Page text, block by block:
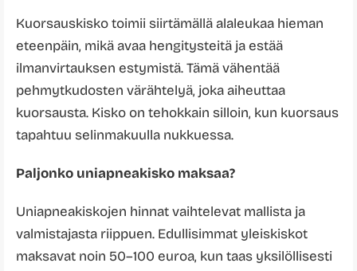
Kuorsauskisko toimii siirtämällä alaleukaa hieman
eteenpäin, mikä avaa hengitysteitä ja estää
ilmanvirtauksen estymistä. Tämä vähentää
pehmytkudosten värähtelyä, joka aiheuttaa
kuorsausta. Kisko on tehokkain silloin, kun kuorsaus
tapahtuu selinmakuulla nukkuessa.
Paljonko uniapneakisko maksaa?
Uniapneakiskojen hinnat vaihtelevat mallista ja
valmistajasta riippuen. Edullisimmat yleiskiskot
maksavat noin 50–100 euroa, kun taas yksilöllisesti